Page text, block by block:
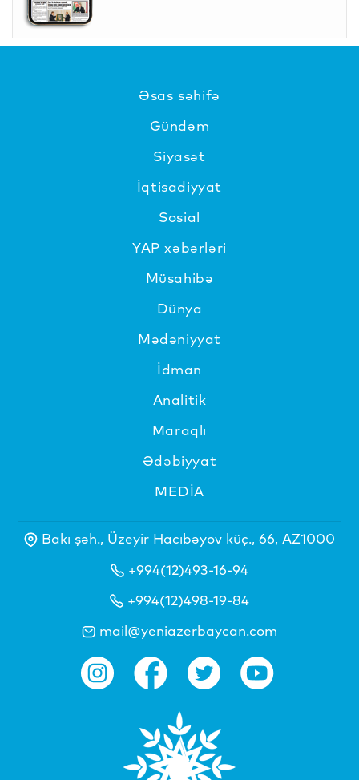
Əsas səhifə
Gündəm
Siyasət
İqtisadiyyat
Sosial
YAP xəbərləri
Müsahibə
Dünya
Mədəniyyat
İdman
Analitik
Maraqlı
Ədəbiyyat
MEDİA
Bakı şəh., Üzeyir Hacıbəyov küç., 66, AZ1000
+994(12)493-16-94
+994(12)498-19-84
mail@yeniazerbaycan.com